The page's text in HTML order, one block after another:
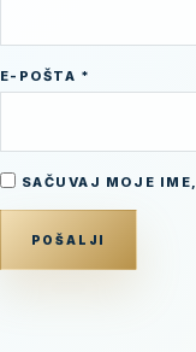
E-POŠTA *
SAČUVAJ MOJE